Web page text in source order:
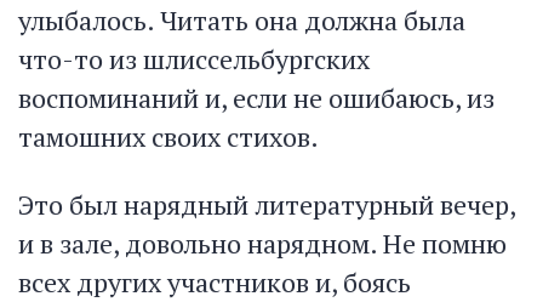
улыбалось. Читать она должна была
что-то из шлиссельбургских
воспоминаний и, если не ошибаюсь, из
тамошних своих стихов.
Это был нарядный литературный вечер,
и в зале, довольно нарядном. Не помню
всех других участников и, боясь